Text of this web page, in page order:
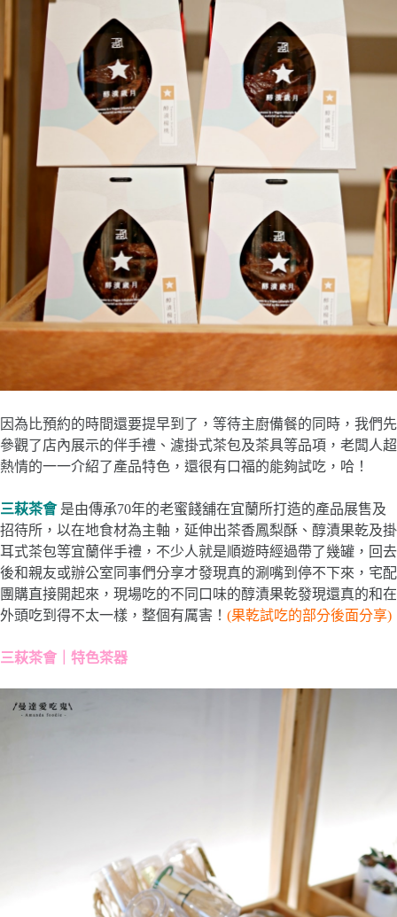
因為比預約的時間還要提早到了，等待主廚備餐的同時，我們先
參觀了店內展示的伴手禮、濾掛式茶包及茶具等品項，老闆人超
熱情的一一介紹了產品特色，還很有口福的能夠試吃，哈！
三萩茶會是由傳承70年的老蜜餞舖在宜蘭所打造的產品展售及
招待所，以在地食材為主軸，延伸出茶香鳳梨酥、醇漬果乾及掛
耳式茶包等宜蘭伴手禮，不少人就是順遊時經過帶了幾罐，回去
後和親友或辦公室同事們分享才發現真的涮嘴到停不下來，宅配
團購直接開起來，現場吃的不同口味的醇漬果乾發現還真的和在
外頭吃到得不太一樣，整個有厲害！ (果乾試吃的部分後面分享)
三萩茶會｜特色茶器